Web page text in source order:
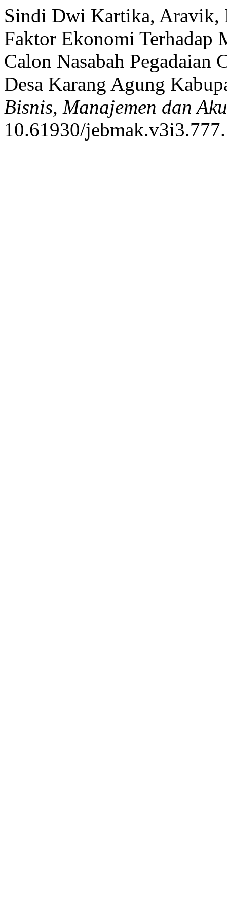
Sindi Dwi Kartika, Aravik,
Faktor Ekonomi Terhadap
Calon Nasabah Pegadaian
Desa Karang Agung
Bisnis, Manajemen dan
10.61930/jebmak.v3i3.777.